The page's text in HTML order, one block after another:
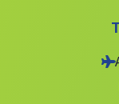
Sanet y
Callosa de